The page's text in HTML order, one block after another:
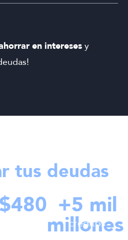
en intereses y
tus deudas
480
millones
+5 mil
créditos